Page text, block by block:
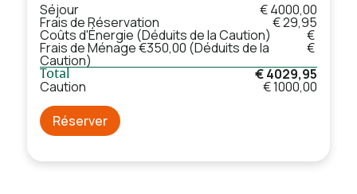
Séjour € 4000,00
Frais de Réservation € 29,95
Coûts d'Énergie (Déduits de la Caution) €
Frais de Ménage €350,00 (Déduits de la
Caution)
€
Total € 4029,95
Caution
€ 1000,00
Réserver